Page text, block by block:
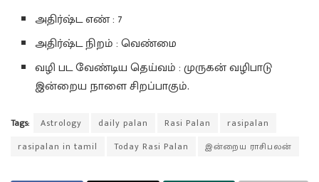
அதிர்ஷ்ட எண் : 7
அதிர்ஷ்ட நிறம் : வெண்மை
வழி பட வேண்டிய தெய்வம் : முருகன் வழிபாடு
இன்றைய நாளை சிறப்பாகும்.
Tags: Astrology daily palan Rasi Palan
rasipalan
rasipalan in tamil
Today Rasi Palan இன்றைய ராசிபலன்